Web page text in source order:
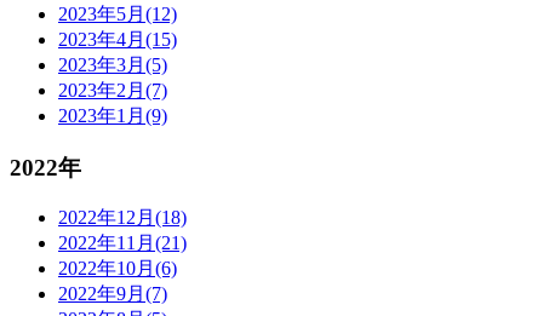
2023年5月(12)
2023年4月(15)
2023年3月(5)
2023年2月(7)
2023年1月(9)
2022年
2022年12月(18)
2022年11月(21)
2022年10月(6)
2022年9月(7)